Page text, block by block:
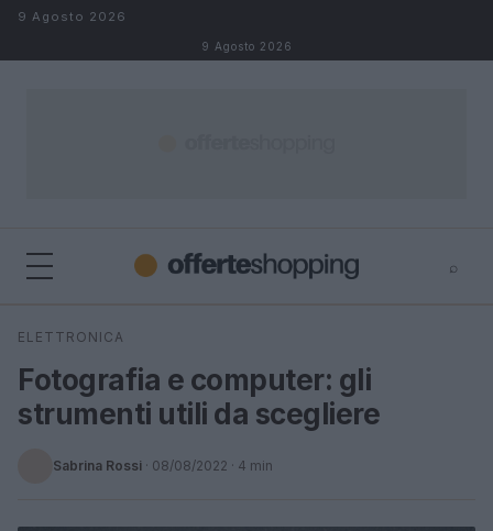
Salta al contenuto
9 Agosto 2026
9 Agosto 2026
⌕
Cerca
ELETTRONICA
Fotografia e computer: gli
strumenti utili da scegliere
Sabrina Rossi · 08/08/2022 · 4 min